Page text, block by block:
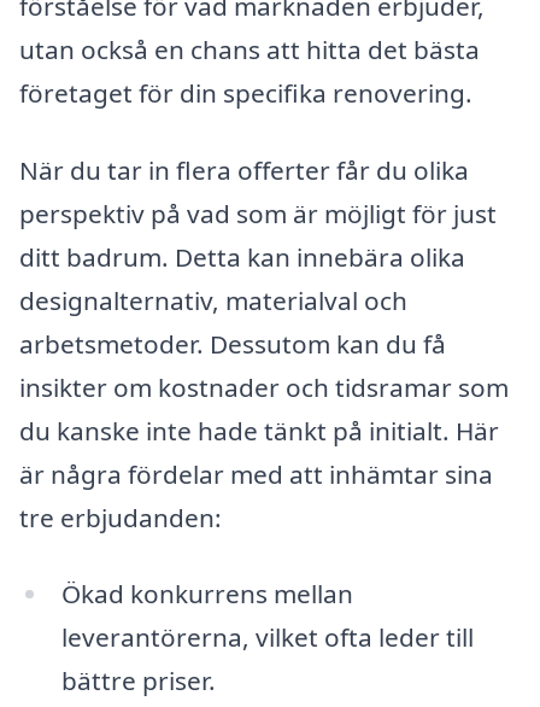
utan också en chans att hitta det bästa
företaget för din specifika renovering.
När du tar in flera offerter får du olika
perspektiv på vad som är möjligt för just
ditt badrum. Detta kan innebära olika
designalternativ, materialval och
arbetsmetoder. Dessutom kan du få
insikter om kostnader och tidsramar som
du kanske inte hade tänkt på initialt. Här
är några fördelar med att inhämtar sina
tre erbjudanden:
Ökad konkurrens mellan
leverantörerna, vilket ofta leder till
bättre priser.